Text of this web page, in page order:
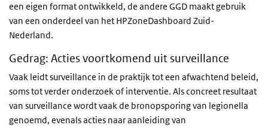
een eigen format ontwikkeld, de andere GGD maakt gebruik
van een onderdeel van het HPZoneDashboard Zuid-
Nederland.
Gedrag: Acties voortkomend uit surveillance
Vaak leidt surveillance in de praktijk tot een afwachtend beleid,
soms tot verder onderzoek of interventie. Als concreet resultaat
van surveillance wordt vaak de bronopsporing van legionella
genoemd, evenals acties naar aanleiding van